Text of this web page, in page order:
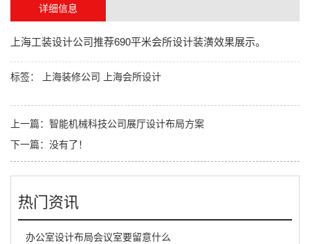
详细信息
上海工装设计公司推荐690平米会所设计装潢效果展示。
标签： 上海装修公司 上海会所设计
上一篇： 智能机械科技公司展厅设计布局方案
下一篇：没有了！
热门资讯
办公室设计布局会议室要留意什么